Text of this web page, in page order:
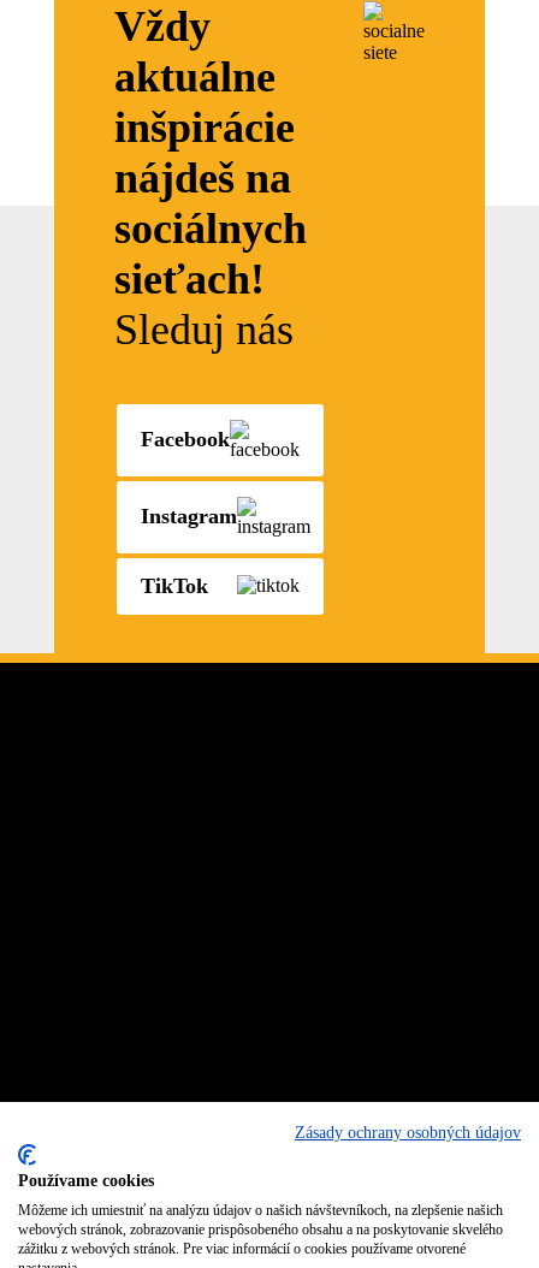
Vždy
aktuálne
inšpirácie
nájdeš na
sociálnych
sieťach!
Sleduj nás
Facebook
Instagram
TikTok
Zásady ochrany osobných údajov
Používame cookies
Môžeme ich umiestniť na analýzu údajov o našich návštevníkoch, na zlepšenie našich
webových stránok, zobrazovanie prispôsobeného obsahu a na poskytovanie skvelého
zážitku z webových stránok. Pre viac informácií o cookies používame otvorené